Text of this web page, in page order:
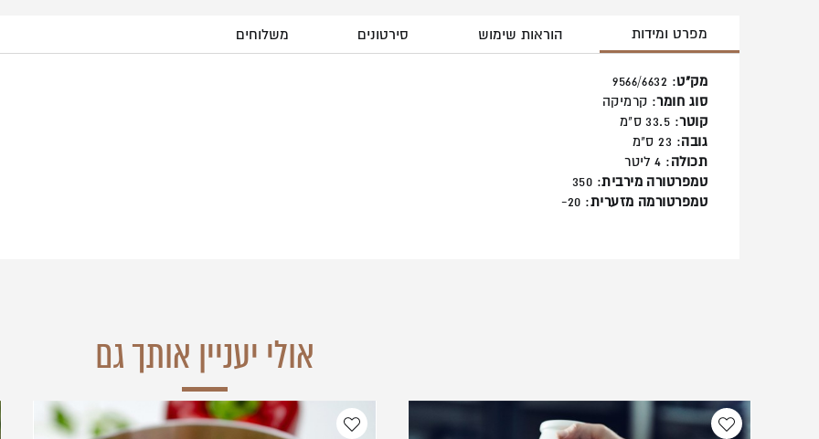
מפרט ומידות הוראות שימוש סירטונים משלוחים
מק"ט: 9566/6632
סוג חומר: קרמיקה
קוטר: 33.5 ס"מ
גובה: 23 ס"מ
תכולה: 4 ליטר
טמפרטורה מירבית: 350
טמפרטורמה מזערית: 20-
אולי יעניין אותך גם